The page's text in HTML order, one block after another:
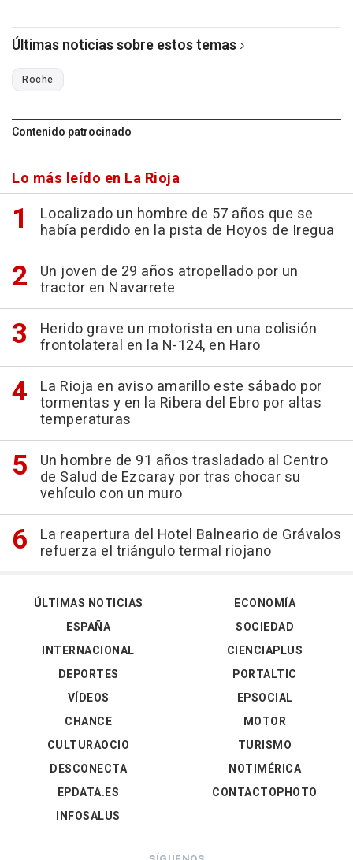
Últimas noticias sobre estos temas
Roche
Contenido patrocinado
Lo más leído en La Rioja
Localizado un hombre de 57 años que se
había perdido en la pista de Hoyos de Iregua
Un joven de 29 años atropellado por un
tractor en Navarrete
Herido grave un motorista en una colisión
frontolateral en la N-124, en Haro
La Rioja en aviso amarillo este sábado por
tormentas y en la Ribera del Ebro por altas
temperaturas
Un hombre de 91 años trasladado al Centro
de Salud de Ezcaray por tras chocar su
vehículo con un muro
La reapertura del Hotel Balneario de Grávalos
refuerza el triángulo termal riojano
ÚLTIMAS NOTICIAS
ESPAÑA
INTERNACIONAL
DEPORTES
VÍDEOS
ECONOMÍA
SOCIEDAD
CIENCIAPLUS
PORTALTIC
EPSOCIAL
CHANCE
CULTURAOCIO
DESCONECTA
EPDATA.ES
INFOSALUS
MOTOR
TURISMO
NOTIMÉRICA
CONTACTOPHOTO